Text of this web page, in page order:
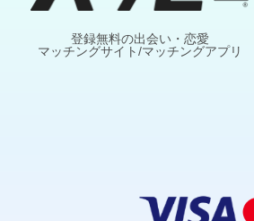
登録無料の出会い・恋愛
マッチングサイト/マッチングアプリ